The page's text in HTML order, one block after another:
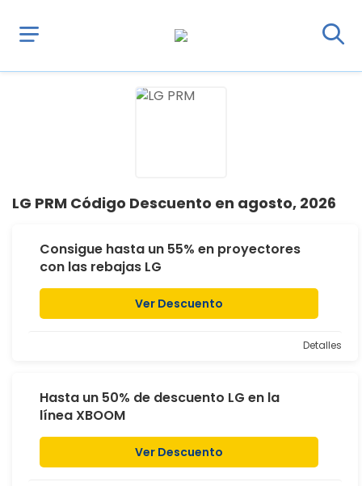
LG PRM Código Descuento en agosto, 2026
Consigue hasta un 55% en proyectores
con las rebajas LG
Ver Descuento
Detalles
Hasta un 50% de descuento LG en la
línea XBOOM
Ver Descuento